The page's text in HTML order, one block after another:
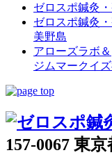
ゼロスポ鍼灸
ゼロスポ鍼灸
美野島
アローズラボ＆
ジムマークイ
157-0067 東